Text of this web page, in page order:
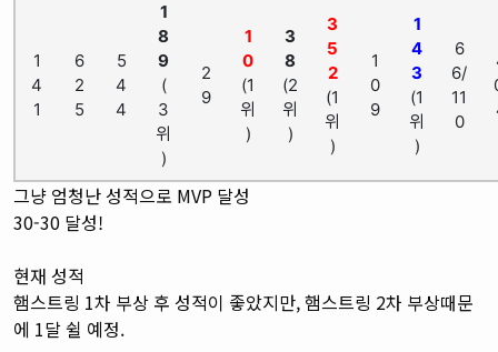
1
4
1
6
2
5
5
4
4
1
8
9
(
3
위
)
2
9
1
0
(1
위
)
3
8
(2
위
)
3
5
2
(1
위
)
1
0
9
1
4
3
(1
위
)
6
6/
11
0
그냥 엄청난 성적으로 MVP 달성
30-30 달성!
현재 성적
햄스트링 1차 부상 후 성적이 좋았지만, 햄스트링 2차 부상때문
에 1달 쉴 예정.